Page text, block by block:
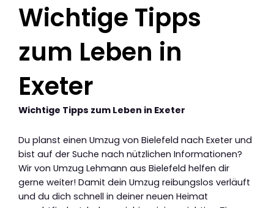
Wichtige Tipps
zum Leben in
Exeter
Wichtige Tipps zum Leben in Exeter
Du planst einen Umzug von Bielefeld nach Exeter und
bist auf der Suche nach nützlichen Informationen?
Wir von Umzug Lehmann aus Bielefeld helfen dir
gerne weiter! Damit dein Umzug reibungslos verläuft
und du dich schnell in deiner neuen Heimat